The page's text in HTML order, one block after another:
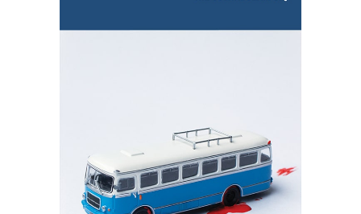
35.75zł
KSIĄŻKA DO KOSZYKA